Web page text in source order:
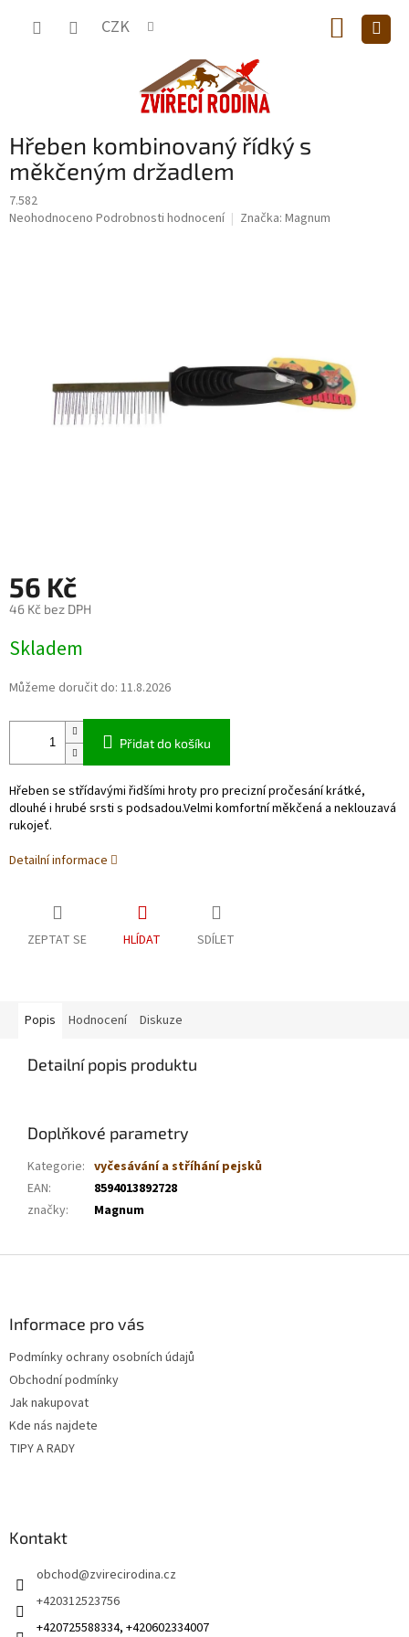
CZK
KOŠÍK
Hřeben kombinovaný řídký s
měkčeným držadlem
7.582
Průměrné
Neohodnoceno Podrobnosti hodnocení Značka: Magnum
56 Kč
46 Kč bez DPH
cena:
Skladem
Můžeme doručit do: 11.8.2026
Přidat do košíku
Hřeben se střídavými řidšími hroty pro precizní pročesání krátké,
dlouhé i hrubé srsti s podsadou.Velmi komfortní měkčená a neklouzavá
rukojeť.
Detailní informace
ZEPTAT SE HLÍDAT SDÍLET
Popis Hodnocení Diskuze
Detailní popis produktu
Doplňkové parametry
Kategorie: vyčesávání a stříhání pejsků
EAN:
8594013892728
značky: Magnum
Informace pro vás
Podmínky ochrany osobních údajů
Obchodní podmínky
Jak nakupovat
Kde nás najdete
TIPY A RADY
Kontakt
obchod@zvirecirodina.cz
+420312523756
+420725588334, +420602334007